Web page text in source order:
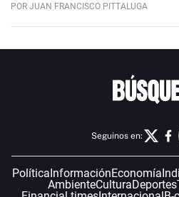
POR JUAN FRANCISCO PITTALUGA
Seguinos en:
Política InformaciónEconomía
AmbienteCulturaDeportes